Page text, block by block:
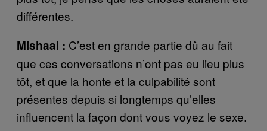
différentes.
Mishaal : C’est en grande partie dû au fait
que ces conversations n’ont pas eu lieu plus
tôt, et que la honte et la culpabilité sont
présentes depuis si longtemps qu’elles
influencent la façon dont vous voyez le sexe.